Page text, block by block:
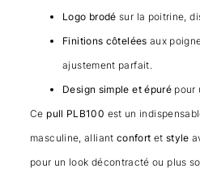
Logo brodé sur la poitrine,
Finitions côtelées aux
ajustement parfait.
Design simple et épuré pour
Ce pull PLB100 est un
masculine, alliant confort et style
pour un look décontracté ou plus